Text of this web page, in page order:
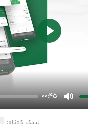
00:45
Mute
Play